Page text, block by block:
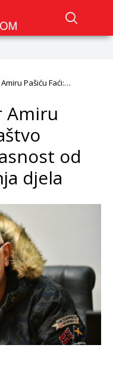
Pašiću Faći:
Amiru
od
djela